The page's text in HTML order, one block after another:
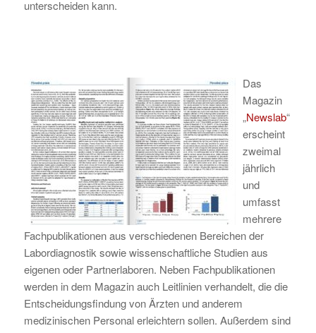
unterscheiden kann.
Das
Magazin
„Newslab“
erscheint
zweimal
jährlich
und
umfasst
mehrere
Fachpublikationen aus verschiedenen Bereichen der
Labordiagnostik sowie wissenschaftliche Studien aus
eigenen oder Partnerlaboren. Neben Fachpublikationen
werden in dem Magazin auch Leitlinien verhandelt, die die
Entscheidungsfindung von Ärzten und anderem
medizinischen Personal erleichtern sollen. Außerdem sind